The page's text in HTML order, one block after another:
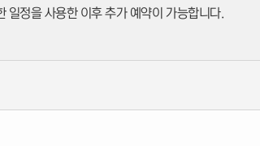
과 같은 개인정보를 처리합니다.
일정을 사용한 이후 추가 예약이 가능합니다.